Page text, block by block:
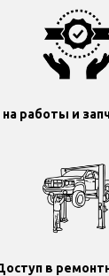
на работы и
в